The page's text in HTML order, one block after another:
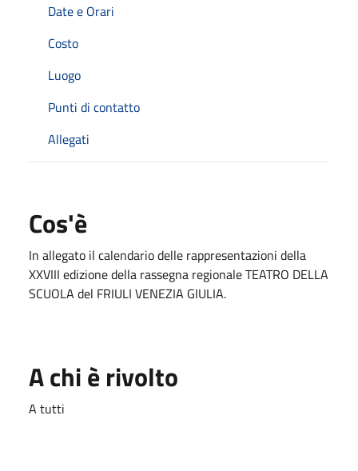
Date e Orari
Costo
Luogo
Punti di contatto
Allegati
Cos'è
In allegato il calendario delle rappresentazioni della
XXVIII edizione della rassegna regionale TEATRO DELLA
SCUOLA del FRIULI VENEZIA GIULIA.
A chi è rivolto
A tutti